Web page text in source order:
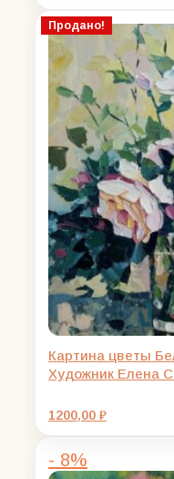
Продано!
Картина цветы
Художник Елена
1200,00 ₽
- 8%